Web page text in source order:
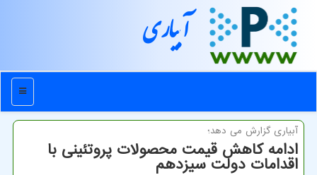
آبیاری
منو
آبیاری گزارش می دهد؛
ادامه کاهش قیمت محصولات پروتئینی با
اقدامات دولت سیزدهم